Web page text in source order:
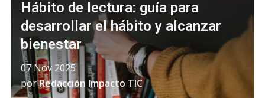
Hábito de lectura: guía para
desarrollar el hábito y alcanzar
bienestar
07 Nov 2025
porRedacción Impacto TIC